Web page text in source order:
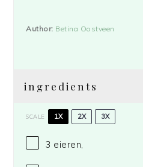
Author: Betina Oostveen
ingredients
SCALE 1X 2X 3X
3 eieren,